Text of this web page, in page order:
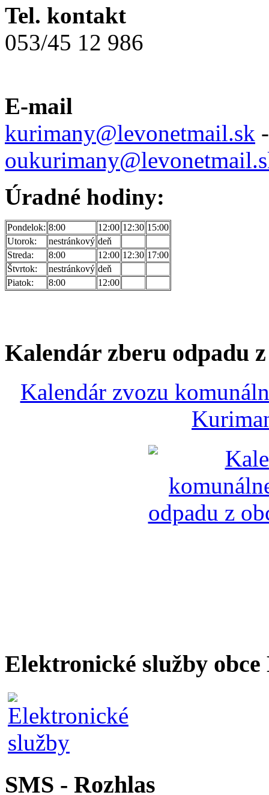
Tel. kontakt
053/45 12 986
E-mail
kurimany@levonetmail.sk
Úradné hodiny:
Pondelok: 8:00 12:00 12:30 15:00
Utorok:
nestránkový deň
Streda:
8:00 12:00 12:30 17:00
Štvrtok:
nestránkový deň
Piatok:
8:00 12:00
Kalendár zberu odpadu
Kalendár zvozu
Elektronické služby
SMS - Rozhlas